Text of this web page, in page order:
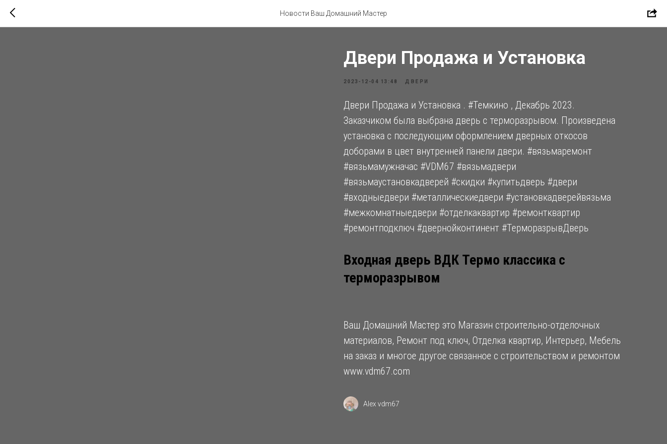
Новости Ваш Домашний Мастер
Двери Продажа и Установка
2023-12-04 13:48 ДВЕРИ
Двери Продажа и Установка . #Темкино , Декабрь 2023.
Заказчиком была выбрана дверь с терморазрывом. Произведена
установка с последующим оформлением дверных откосов
доборами в цвет внутренней панели двери. #вязьмаремонт
#вязьмамужначас #VDM67 #вязьмадвери
#вязьмаустановкадверей #скидки #купитьдверь #двери
#входныедвери #металлическиедвери #установкадверейвязьма
#межкомнатныедвери #отделкаквартир #ремонтквартир
#ремонтподключ #двернойконтинент #ТерморазрывДверь
Входная дверь ВДК Термо классика с
терморазрывом
Ваш Домашний Мастер это Магазин строительно-отделочных
материалов, Ремонт под ключ, Отделка квартир, Интерьер, Мебель
на заказ и многое другое связанное с строительством и ремонтом
www.vdm67.com
Alex vdm67